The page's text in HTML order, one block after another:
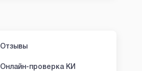
Отзывы
Онлайн-проверка КИ